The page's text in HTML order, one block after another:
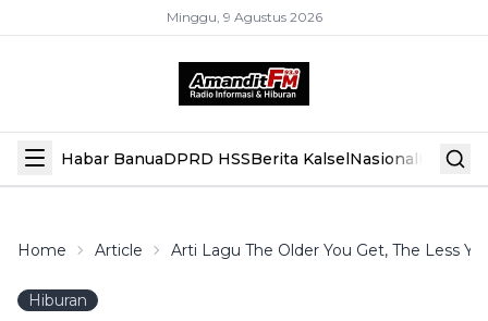
Minggu, 9 Agustus 2026
Habar BanuaDPRD HSSBerita KalselNasional Hiburan
Home Article Arti Lagu The Older You Get, The Less
Hiburan